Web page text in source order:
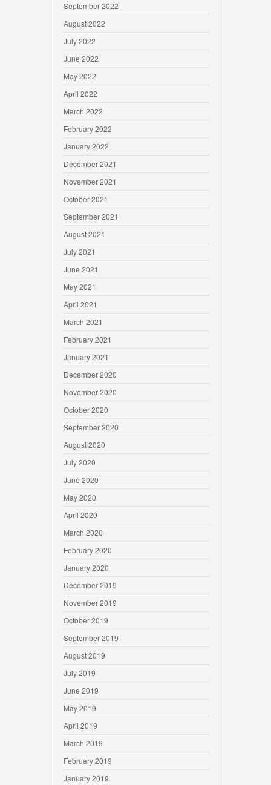
September 2022
August 2022
July 2022
June 2022
May 2022
April 2022
March 2022
February 2022
January 2022
December 2021
November 2021
October 2021
September 2021
August 2021
July 2021
June 2021
May 2021
April 2021
March 2021
February 2021
January 2021
December 2020
November 2020
October 2020
September 2020
August 2020
July 2020
June 2020
May 2020
April 2020
March 2020
February 2020
January 2020
December 2019
November 2019
October 2019
September 2019
August 2019
July 2019
June 2019
May 2019
April 2019
March 2019
February 2019
January 2019